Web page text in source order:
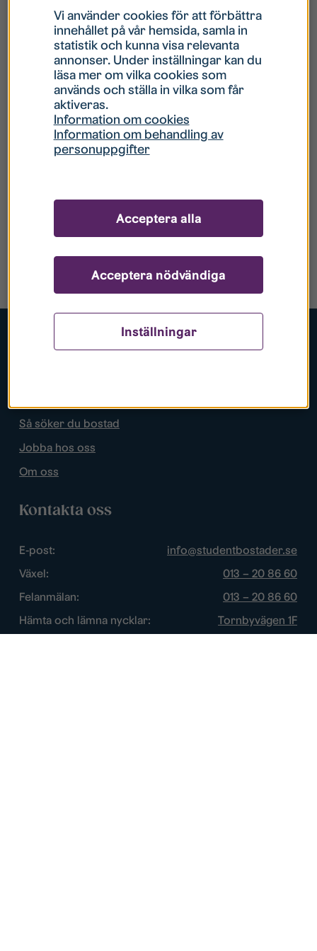
Populära sidor
Så söker du bostad
Jobba hos oss
Om oss
Kontakta oss
E-post:
info@studentbostader.se
Växel:
013 – 20 86 60
Felanmälan:
013 – 20 86 60
Hämta och lämna nycklar:
Tornbyvägen 1F
Vi använder cookies för att förbättra
innehållet på vår hemsida, samla in
statistik och kunna visa relevanta
annonser. Under inställningar kan du
läsa mer om vilka cookies som
används och ställa in vilka som får
aktiveras.
Information om cookies
Information om behandling av
personuppgifter
Inställningar
Acceptera nödvändiga
Acceptera alla